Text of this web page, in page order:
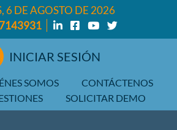
6 DE AGOSTO DE 2026
INICIAR SESIÓN
SOMOS
CONTÁCTENOS
SOLICITAR DEMO